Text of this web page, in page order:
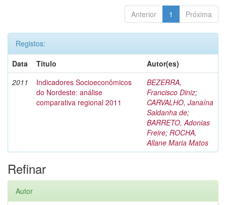
Anterior 1 Próxima
Registos:
Data
Título
Autor(es)
2011
Indicadores Socioeconômicos
do Nordeste: análise
comparativa regional 2011
BEZERRA,
Francisco Diniz;
CARVALHO, Janaína
Saldanha de;
BARRETO, Adonias
Freire; ROCHA,
Allane Maria Matos
Refinar
Autor